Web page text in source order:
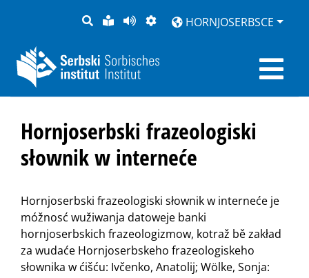
PYTANJE
LOCHKA
RĚČ
STRONU
PŘEDČITAĆ
ZWOBRAZNJENJE
HORNJOSERBSCE
Hornjoserbski frazeologiski
słownik w interneće
Hornjoserbski frazeologiski słownik w interneće je
móžnosć wužiwanja datoweje banki
hornjoserbskich frazeologizmow, kotraž bě zakład
za wudaće Hornjoserbskeho frazeologiskeho
słownika w ćišću: Ivčenko, Anatolij; Wölke, Sonja: